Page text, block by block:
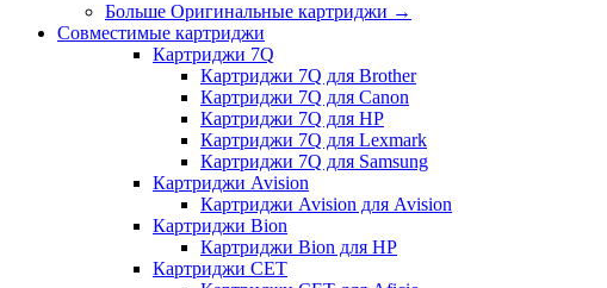
Больше Оригинальные картриджи →
Совместимые картриджи
Картриджи 7Q
Картриджи 7Q для Brother
Картриджи 7Q для Canon
Картриджи 7Q для HP
Картриджи 7Q для Lexmark
Картриджи 7Q для Samsung
Картриджи Avision
Картриджи Avision для Avision
Картриджи Bion
Картриджи Bion для HP
Картриджи CET